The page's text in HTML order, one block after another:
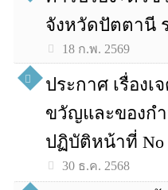
จังหวัดปัตตานี
18 ก.พ. 2569
ประกาศ เรื่อง
ขวัญและของก
ปฏิบัติหน้าที่ No
30 ธ.ค. 2568